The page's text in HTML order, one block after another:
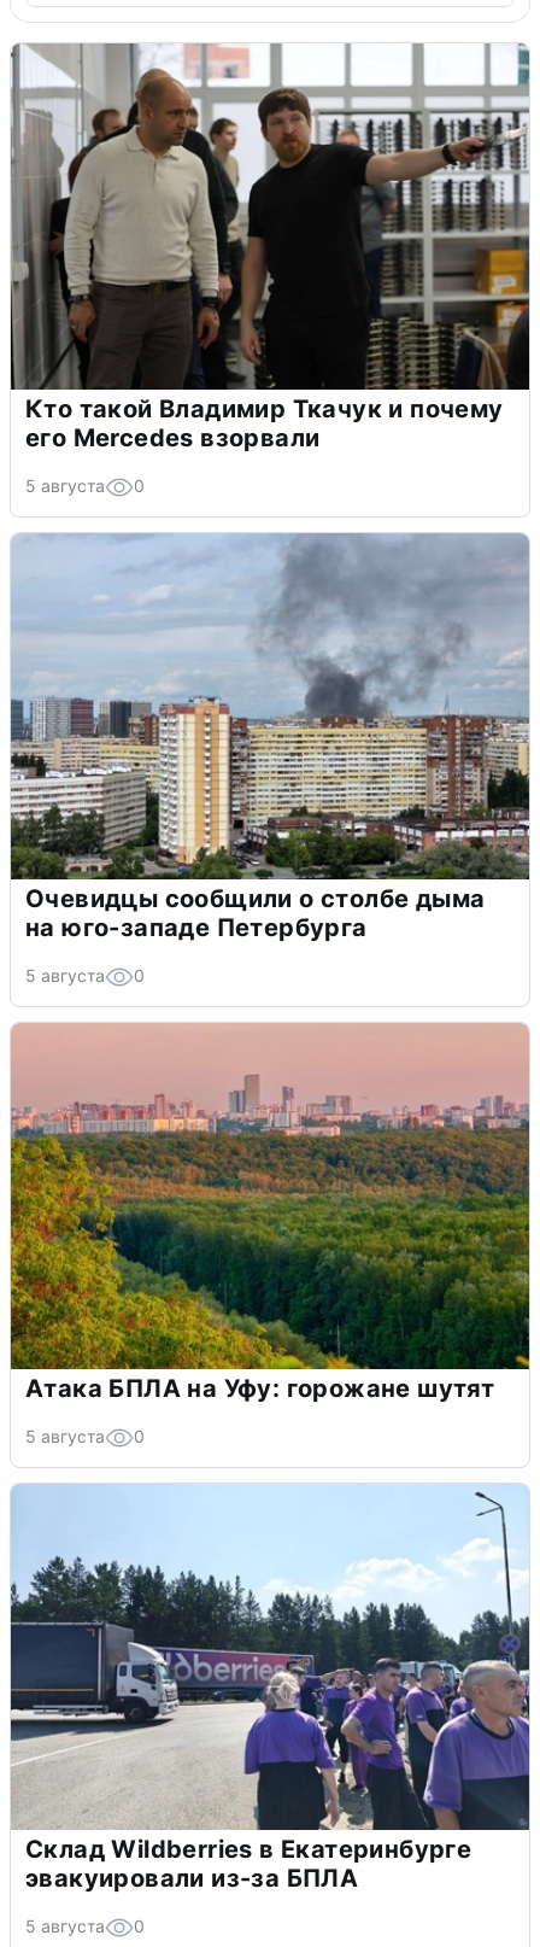
Кто такой Владимир Ткачук и почему
его Mercedes взорвали
5 августа 0
Очевидцы сообщили о столбе дыма
на юго-западе Петербурга
5 августа 0
Атака БПЛА на Уфу: горожане шутят
5 августа 0
Склад Wildberries в Екатеринбурге
эвакуировали из-за БПЛА
5 августа 0